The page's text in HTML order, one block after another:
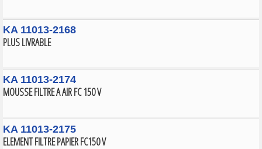
KA 11013-2168
PLUS LIVRABLE
KA 11013-2174
MOUSSE FILTRE A AIR FC 150 V
KA 11013-2175
ELEMENT FILTRE PAPIER FC150 V